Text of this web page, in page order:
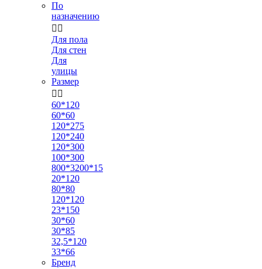
По
назначению
 
Для пола
Для стен
Для
улицы
Размер
 
60*120
60*60
120*275
120*240
120*300
100*300
800*3200*15
20*120
80*80
120*120
23*150
30*60
30*85
32,5*120
33*66
Бренд